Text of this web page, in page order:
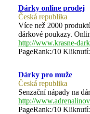
Dárky online prodej
Česká republika
Více než 2000
dárkové poukazy.
http://www.krasne-
PageRank:/10
Dárky pro muže
Česká republika
Senzační nápady na
http://
PageRank:/10